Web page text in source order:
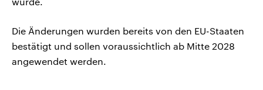
Die Änderungen wurden bereits von den EU-Staaten
bestätigt und sollen voraussichtlich ab Mitte 2028
angewendet werden.